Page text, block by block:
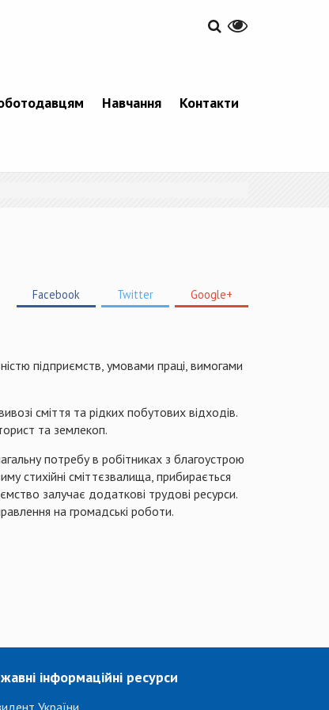
Навчання Контакти
Facebook Twitter Google+
підприємств, умовами праці, вимогами
сміття та рідких побутових відходів.
та землекоп.
потребу в робітниках з благоустрою
стихійні сміттєзвалища , прибирається
залучає додаткові трудові ресурси.
на громадські роботи.
інформаційні ресурси